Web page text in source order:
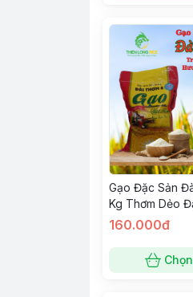
Gạo Đặc Sản
Kg Thơm Dẻo
160.000đ